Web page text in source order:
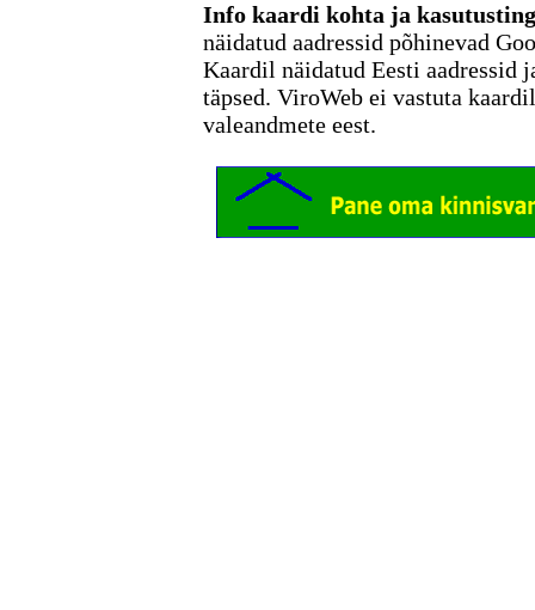
Info kaardi kohta ja
näidatud aadressid põhinevad
Kaardil näidatud Eesti aadressid
täpsed. ViroWeb ei vastuta
valeandmete eest.